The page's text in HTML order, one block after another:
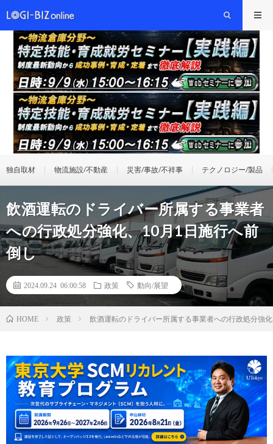
独自取材 物流施設/不動産 災害/事故/不祥事 テクノロジー/製品
飲酒運転のドライバー所属する事業者
への行政処分強化、10月1日施行へ前
倒し
2024.09.24 06:00:58 政策 動向/展望
HOME 政策 飲酒運転のドライバー所属する事業者への行政処分強